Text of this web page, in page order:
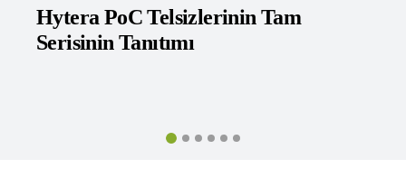
Hytera PoC Telsiz PNC550